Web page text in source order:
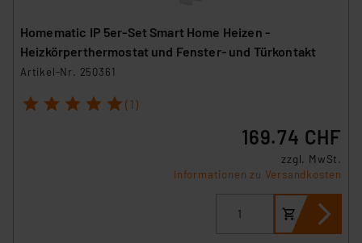
Homematic IP 5er-Set Smart Home Heizen -
Heizkörperthermostat und Fenster- und Türkontakt
Artikel-Nr. 250361
1 2 3 4 5 (1)
169.74 CHF
zzgl. MwSt.
Informationen zu Versandkosten